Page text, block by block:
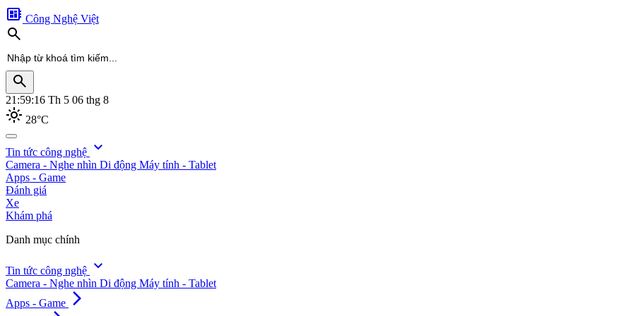
developer_board Công Nghệ Việt
search
search
21:59:18 Th 5 06 thg 8
light_mode 28°C
search
Tin tức công nghệ expand_more
Camera - Nghe nhìn Di động Máy tính - Tablet
Apps - Game
Đánh giá
Xe
Khám phá
Danh mục chính
Tin tức công nghệ expand_more
Camera - Nghe nhìn Di động Máy tính - Tablet
Apps - Game arrow_forward_ios